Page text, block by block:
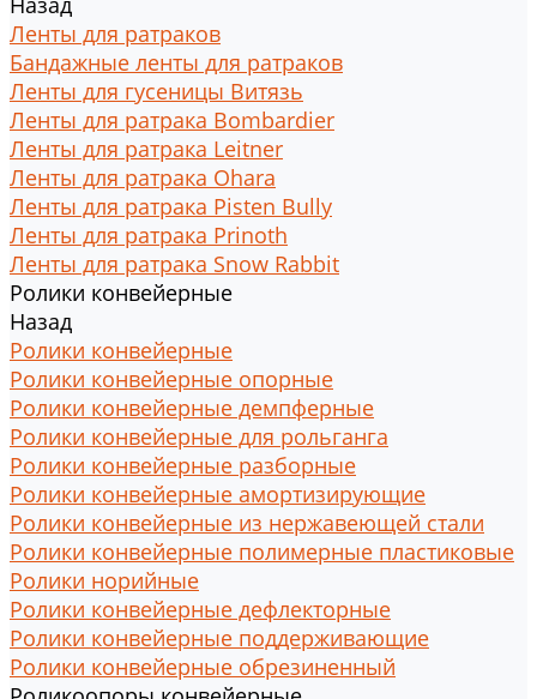
Ленты для ратраков
Бандажные ленты для ратраков
Ленты для гусеницы Витязь
Ленты для ратрака Bombardier
Ленты для ратрака Leitner
Ленты для ратрака Ohara
Ленты для ратрака Pisten Bully
Ленты для ратрака Prinoth
Ленты для ратрака Snow Rabbit
Ролики конвейерные
Назад
Ролики конвейерные
Ролики конвейерные опорные
Ролики конвейерные демпферные
Ролики конвейерные для рольганга
Ролики конвейерные разборные
Ролики конвейерные амортизирующие
Ролики конвейерные из нержавеющей стали
Ролики конвейерные полимерные пластиковые
Ролики норийные
Ролики конвейерные дефлекторные
Ролики конвейерные поддерживающие
Ролики конвейерные обрезиненный